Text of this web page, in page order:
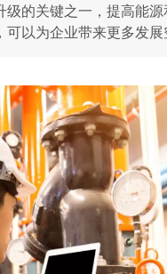
级的关键之一，提高能
以为企业带来更多发展